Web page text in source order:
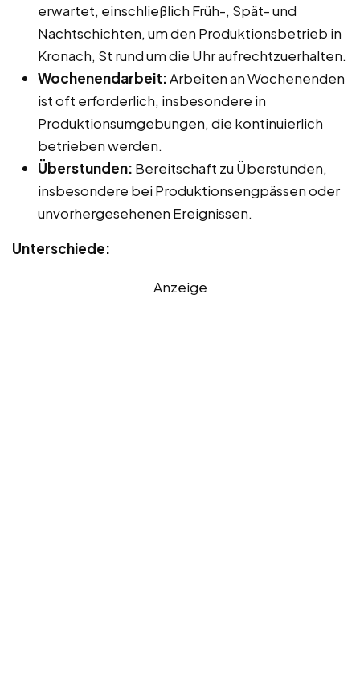
erwartet, einschließlich Früh-, Spät- und
Nachtschichten, um den Produktionsbetrieb in
Kronach, St rund um die Uhr aufrechtzuerhalten.
Wochenendarbeit:Arbeiten an Wochenenden
ist oft erforderlich, insbesondere in
Produktionsumgebungen, die kontinuierlich
betrieben werden.
Überstunden: Bereitschaft zu Überstunden,
insbesondere bei Produktionsengpässen oder
unvorhergesehenen Ereignissen.
Unterschiede:
Anzeige